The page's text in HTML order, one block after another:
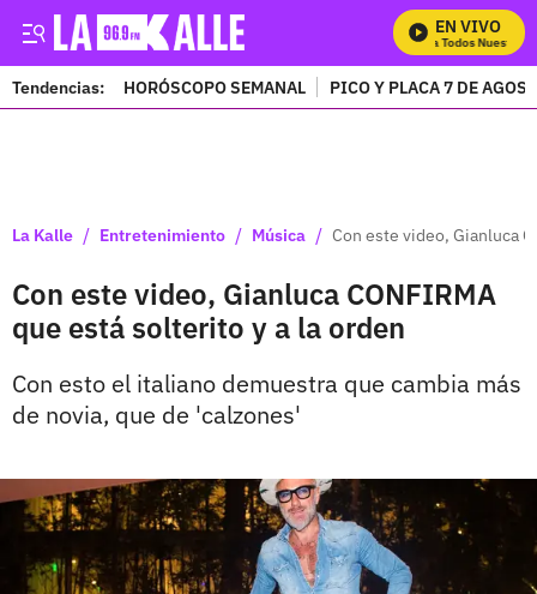
EN VIVO
Mira Todos Nuestros
Tendencias: HORÓSCOPO SEMANAL PICO Y PLACA 7 DE
La Kalle / Entretenimiento / Música / Con este video, Gianluca
Con este video, Gianluca CONFIRMA
que está solterito y a la orden
Con esto el italiano demuestra que cambia más
de novia, que de 'calzones'